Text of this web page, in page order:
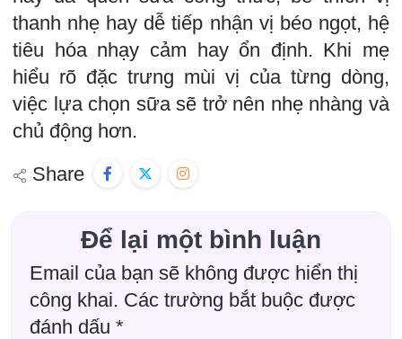
thanh nhẹ hay dễ tiếp nhận vị béo ngọt, hệ
tiêu hóa nhạy cảm hay ổn định. Khi mẹ
hiểu rõ đặc trưng mùi vị của từng dòng,
việc lựa chọn sữa sẽ trở nên nhẹ nhàng và
chủ động hơn.
Share
Để lại một bình luận
Email của bạn sẽ không được hiển thị
công khai. Các trường bắt buộc được
đánh dấu *